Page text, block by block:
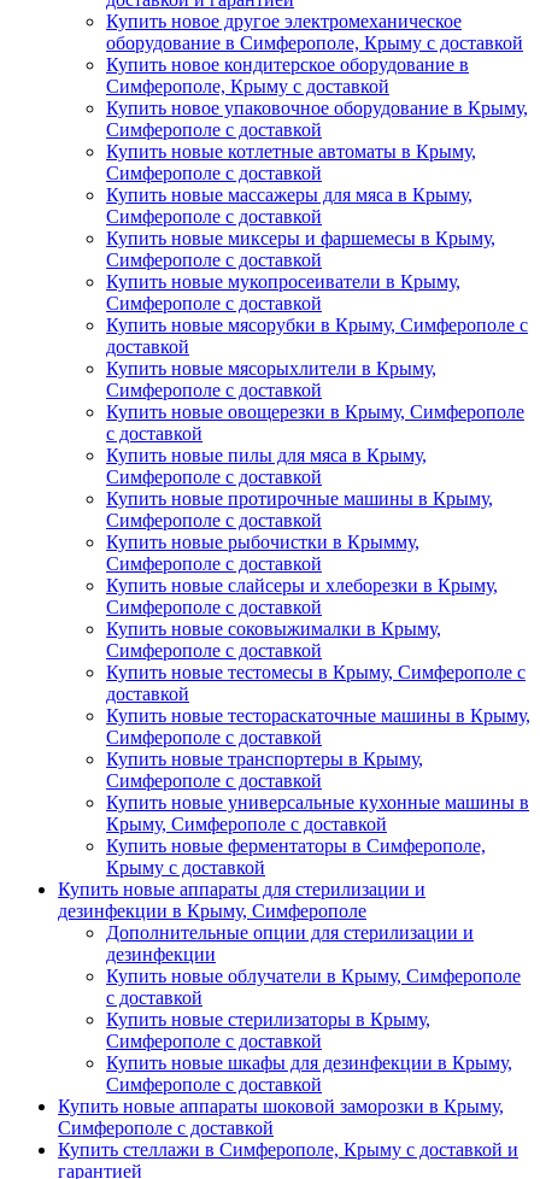
Купить новое другое электромеханическое
оборудование в Симферополе, Крыму с доставкой
Купить новое кондитерское оборудование в
Симферополе, Крыму с доставкой
Купить новое упаковочное оборудование в Крыму,
Симферополе с доставкой
Купить новые котлетные автоматы в Крыму,
Симферополе с доставкой
Купить новые массажеры для мяса в Крыму,
Симферополе с доставкой
Купить новые миксеры и фаршемесы в Крыму,
Симферополе с доставкой
Купить новые мукопросеиватели в Крыму,
Симферополе с доставкой
Купить новые мясорубки в Крыму, Симферополе с
доставкой
Купить новые мясорыхлители в Крыму,
Симферополе с доставкой
Купить новые овощерезки в Крыму, Симферополе
с доставкой
Купить новые пилы для мяса в Крыму,
Симферополе с доставкой
Купить новые протирочные машины в Крыму,
Симферополе с доставкой
Купить новые рыбочистки в Крымму,
Симферополе с доставкой
Купить новые слайсеры и хлеборезки в Крыму,
Симферополе с доставкой
Купить новые соковыжималки в Крыму,
Симферополе с доставкой
Купить новые тестомесы в Крыму, Симферополе с
доставкой
Купить новые тестораскаточные машины в Крыму,
Симферополе с доставкой
Купить новые транспортеры в Крыму,
Симферополе с доставкой
Купить новые универсальные кухонные машины в
Крыму, Симферополе с доставкой
Купить новые ферментаторы в Симферополе,
Крыму с доставкой
Купить новые аппараты для стерилизации и
дезинфекции в Крыму, Симферополе
Дополнительные опции для стерилизации и
дезинфекции
Купить новые облучатели в Крыму, Симферополе
с доставкой
Купить новые стерилизаторы в Крыму,
Симферополе с доставкой
Купить новые шкафы для дезинфекции в Крыму,
Симферополе с доставкой
Купить новые аппараты шоковой заморозки в Крыму,
Симферополе с доставкой
Купить стеллажи в Симферополе, Крыму с доставкой и
гарантией